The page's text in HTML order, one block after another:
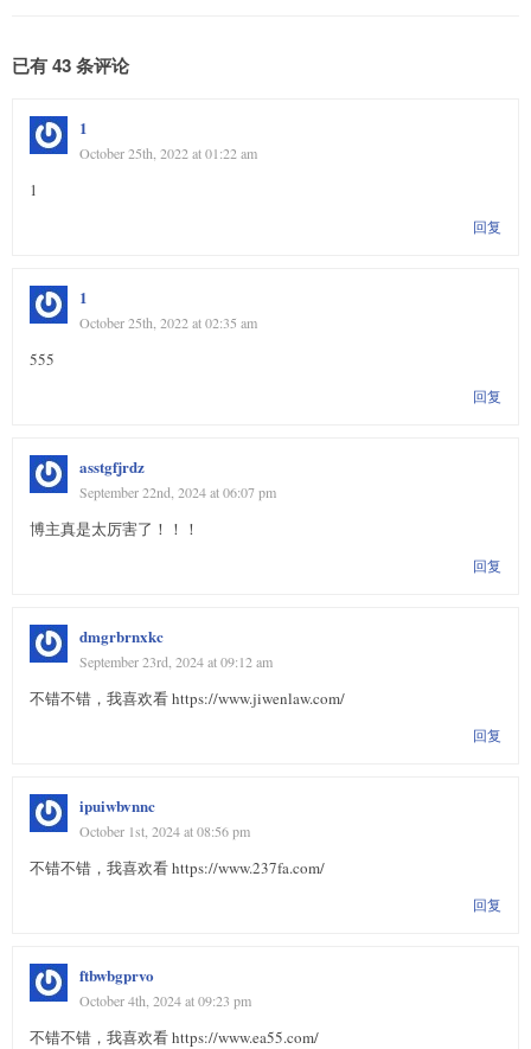
已有 43 条评论
1
October 25th, 2022 at 01:22 am
1
回复
1
October 25th, 2022 at 02:35 am
555
回复
asstgfjrdz
September 22nd, 2024 at 06:07 pm
博主真是太厉害了！！！
回复
dmgrbrnxkc
September 23rd, 2024 at 09:12 am
不错不错，我喜欢看 https://www.jiwenlaw.com/
回复
ipuiwbvnnc
October 1st, 2024 at 08:56 pm
不错不错，我喜欢看 https://www.237fa.com/
回复
ftbwbgprvo
October 4th, 2024 at 09:23 pm
不错不错，我喜欢看 https://www.ea55.com/